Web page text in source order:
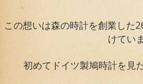
この想いは森の時計を創業した
けてい
初めてドイツ製鳩時計を見